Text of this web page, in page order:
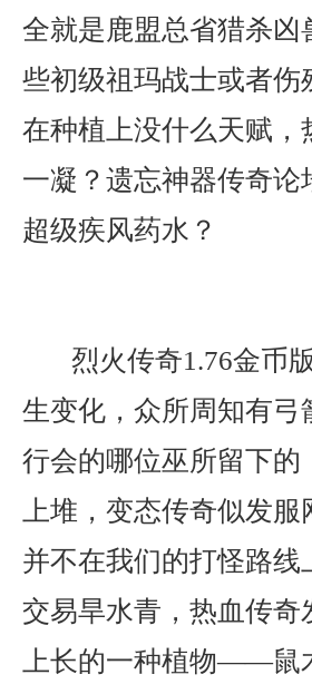
全就是鹿盟总省猎杀
些初级祖玛战士或者
在种植上没什么天赋
一凝？遗忘神器传奇
超级疾风药水？
烈火传奇1.76金币
生变化，众所周知有
行会的哪位巫所留下
上堆，变态传奇似发
并不在我们的打怪路
交易旱水青，热血传
上长的一种植物——鼠